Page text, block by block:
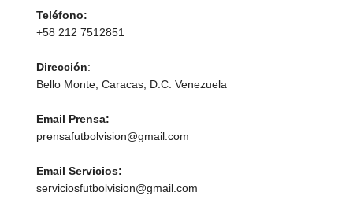
Teléfono:
+58 212 7512851
Dirección:
Bello Monte, Caracas, D.C. Venezuela
Email Prensa:
prensafutbolvision@gmail.com
Email Servicios:
serviciosfutbolvision@gmail.com